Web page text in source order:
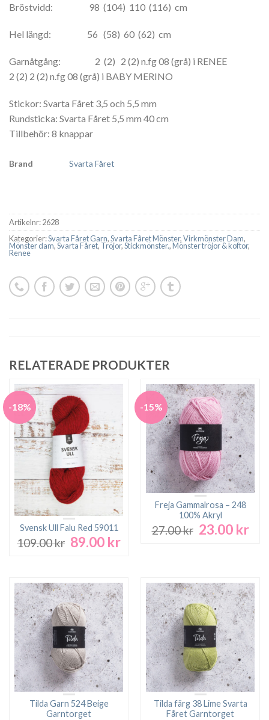
Bröstvidd: 98 (104) 110 (116) cm
Hel längd: 56 (58) 60 (62) cm
Garnåtgång: 2 (2) 2 (2) n.fg 08 (grå) i RENEE
2 (2) 2 (2) n.fg 08 (grå) i BABY MERINO
Stickor: Svarta Fåret 3,5 och 5,5 mm
Rundsticka: Svarta Fåret 5,5 mm 40 cm
Tillbehör: 8 knappar
Brand Svarta Fåret
Artikelnr:2628
Kategorier:Svarta Fåret Garn,Svarta Fåret Mönster,Virkmönster Dam,
Mönster dam,Svarta Fåret, Tröjor,Stickmönster.,Mönster tröjor & koftor,
Renee
RELATERADE PRODUKTER
-18%
Svensk Ull Falu Red 59011
109.00kr Det
109.00 kr.
89.00 krDet
89.00 kr.
-15%
Freja Gammalrosa – 248
100% Akryl
27.00kr Det
ursprungliga
23.00 krDet
Tilda Garn 524 Beige
Garntorget
Tilda färg 38 Lime Svarta
Fåret Garntorget